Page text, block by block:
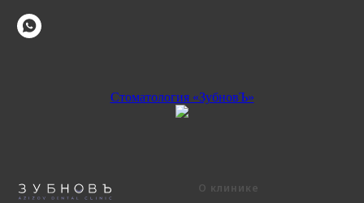
Стоматология «ЗубновЪ»
О клинике